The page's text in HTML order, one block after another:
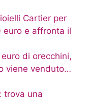
Cartier per
euro e affronta il
di orecchini,
viene venduto…
trova una